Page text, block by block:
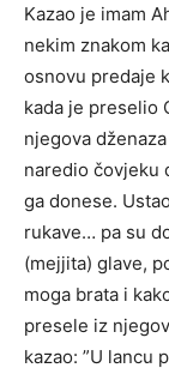
Kazao je imam
nekim znakom
osnovu predaje
kada je preselio
njegova
naredio čovjeku
ga donese.
rukave… pa su
(mejjita) glave,
moga brata i
presele iz
kazao: ”U lancu